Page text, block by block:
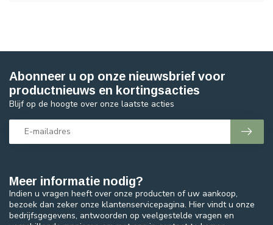
Meer informatie nodig?
Indien u vragen heeft over onze producten of uw aankoop,
bezoek dan zeker onze klantenservicepagina. Hier vindt u onze
bedrijfsgegevens, antwoorden op veelgestelde vragen en
Abonneer u op onze nieuwsbrief voor
productnieuws en kortingsacties
Blijf op de hoogte over onze laatste acties